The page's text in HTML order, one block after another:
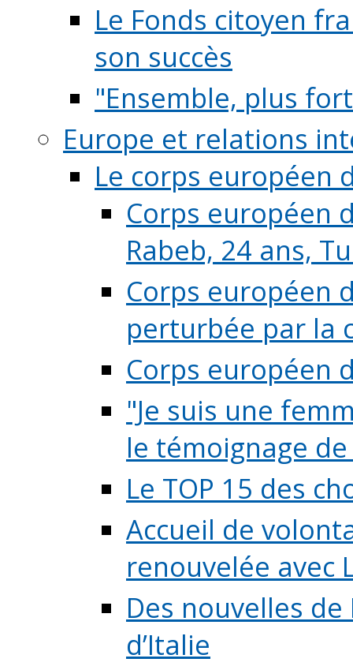
Le Fonds citoyen
son succès
"Ensemble, plus
Europe et relations
Le corps européen
Corps européen
Rabeb, 24 ans,
Corps européen
perturbée par la
Corps européen
"Je suis une
le témoignage de
Le TOP 15 des
Accueil de
renouvelée avec
Des nouvelles
d’Italie